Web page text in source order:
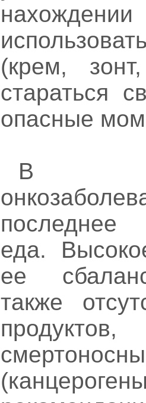
(крем,
стараться
опасные
В
последнее
еда.
ее
также